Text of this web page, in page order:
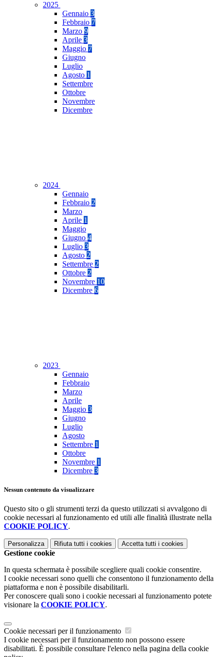
2025
Gennaio 3
Febbraio 7
Marzo 9
Aprile 3
Maggio 7
Giugno
Luglio
Agosto 1
Settembre
Ottobre
Novembre
Dicembre
2024
Gennaio
Febbraio 2
Marzo
Aprile 1
Maggio
Giugno 4
Luglio 3
Agosto 2
Settembre 2
Ottobre 2
Novembre 10
Dicembre 6
2023
Gennaio
Febbraio
Marzo
Aprile
Maggio 3
Giugno
Luglio
Agosto
Settembre 1
Ottobre
Novembre 1
Dicembre 3
Nessun contenuto da visualizzare
Questo sito o gli strumenti terzi da questo utilizzati si avvalgono di
cookie necessari al funzionamento ed utili alle finalità illustrate nella
COOKIE POLICY.
Personalizza Rifiuta tutti i cookies Accetta tutti i cookies
Gestione cookie
In questa schermata è possibile scegliere quali cookie consentire.
I cookie necessari sono quelli che consentono il funzionamento della
piattaforma e non è possibile disabilitarli.
Per conoscere quali sono i cookie necessari al funzionamento potete
visionare la COOKIE POLICY.
Cookie necessari per il funzionamento
I cookie necessari per il funzionamento non possono essere
disabilitati. È possibile consultare l'elenco nella pagina della cookie